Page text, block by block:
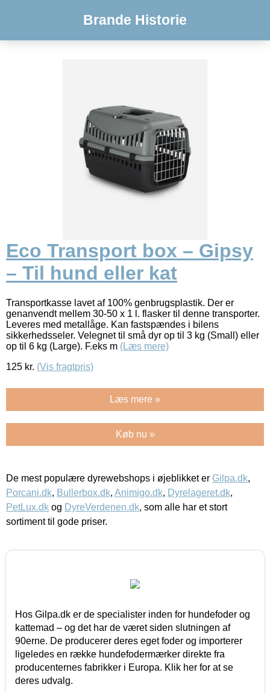
Brande Historie
Eco Transport box – Gipsy
– Til hund eller kat
Transportkasse lavet af 100% genbrugsplastik. Der er
genanvendt mellem 30-50 x 1 l. flasker til denne transporter.
Leveres med metallåge. Kan fastspændes i bilens
sikkerhedsseler. Velegnet til små dyr op til 3 kg (Small) eller
op til 6 kg (Large). F.eks m (Læs mere)
125 kr. (Vis fragtpris)
Læs mere »
Køb nu »
De mest populære dyrewebshops i øjeblikket er Gilpa.dk,
Porcani.dk, Bullerbox.dk, Animigo.dk, Dyrelageret.dk,
PetLux.dk og DyreVerdenen.dk, som alle har et stort
sortiment til gode priser.
Hos Gilpa.dk er de specialister inden for hundefoder og
kattemad – og det har de været siden slutningen af
90erne. De producerer deres eget foder og importerer
ligeledes en række hundefodermærker direkte fra
producenternes fabrikker i Europa. Klik her for at se
deres udvalg.